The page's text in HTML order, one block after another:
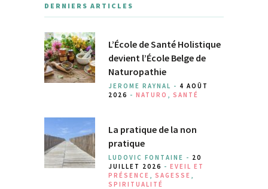
DERNIERS ARTICLES
L’École de Santé Holistique
devient l’École Belge de
Naturopathie
JEROME RAYNAL - 4 AOÛT
2026 - NATURO SANTÉ
La pratique de la non
pratique
LUDOVIC FONTAINE - 20
JUILLET 2026 - EVEIL ET
PRÉSENCE
SAGESSE
SPIRITUALITÉ